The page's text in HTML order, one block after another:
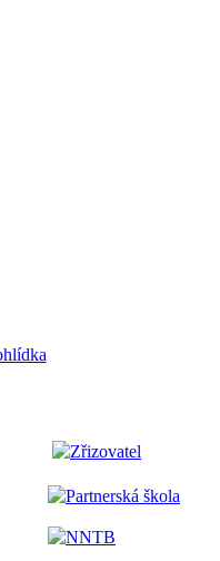
Zřizovatel
Partnerská škola
NNTB